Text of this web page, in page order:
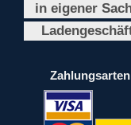
in eigener
Zahlungsarten